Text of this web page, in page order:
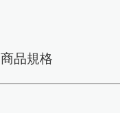
商品規格